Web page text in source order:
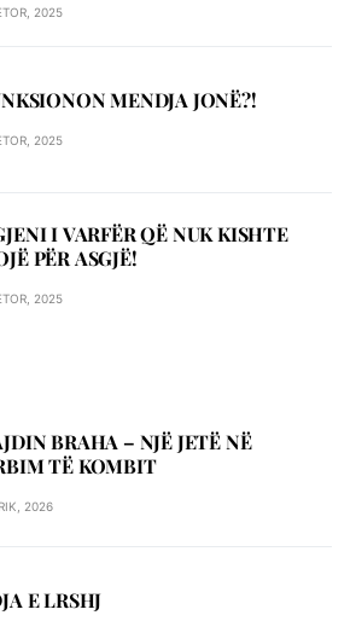
2025
MENDJA JONË?!
2025
I VARFËR QË NUK KISHTE
PËR ASGJË!
2025
BRAHA – NJЁ JETЁ NЁ
TЁ KOMBIT
2026
E LRSHJ